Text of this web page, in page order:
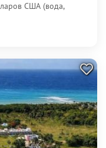
США (вода,